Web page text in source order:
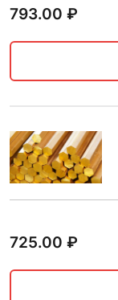
793.00 ₽
725.00 ₽